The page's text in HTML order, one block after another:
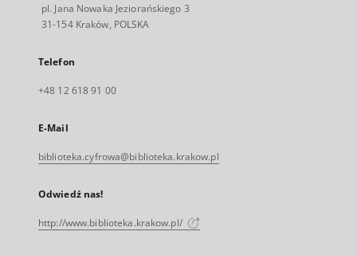
pl. Jana Nowaka Jeziorańskiego 3
31-154 Kraków, POLSKA
Telefon
+48 12 618 91 00
E-Mail
biblioteka.cyfrowa@biblioteka.krakow.pl
Odwiedź nas!
http://www.biblioteka.krakow.pl/